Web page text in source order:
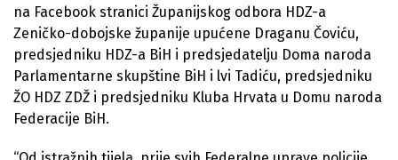
na Facebook stranici Županijskog odbora HDZ-a
Zeničko-dobojske županije upućene Draganu Čoviću,
predsjedniku HDZ-a BiH i predsjedatelju Doma naroda
Parlamentarne skupštine BiH i lvi Tadiću, predsjedniku
ŽO HDZ ZDŽ i predsjedniku Kluba Hrvata u Domu naroda
Federacije BiH.